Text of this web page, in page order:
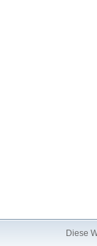
Diese